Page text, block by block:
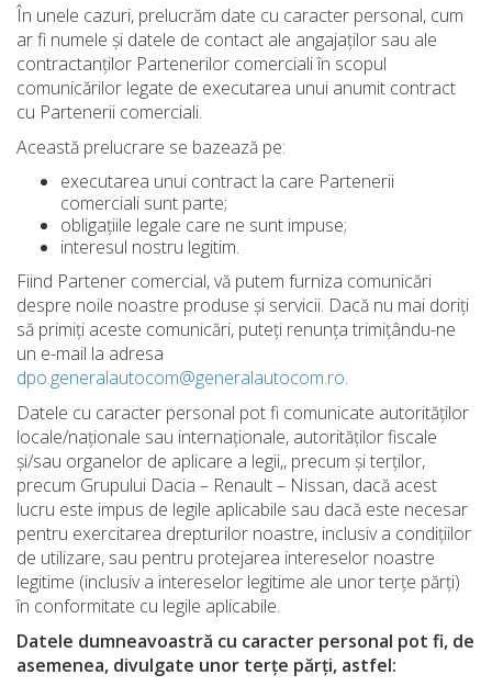
În unele cazuri, prelucrăm date cu caracter personal, cum
ar fi numele și datele de contact ale angajaților sau ale
contractanților Partenerilor comerciali în scopul
comunicărilor legate de executarea unui anumit contract
cu Partenerii comerciali.
Această prelucrare se bazează pe:
executarea unui contract la care Partenerii
comerciali sunt parte;
obligațiile legale care ne sunt impuse;
interesul nostru legitim.
Fiind Partener comercial, vă putem furniza comunicări
despre noile noastre produse și servicii. Dacă nu mai doriți
să primiți aceste comunicări, puteți renunța trimițându-ne
un e-mail la adresa
dpo.generalautocom@generalautocom.ro.
Datele cu caracter personal pot fi comunicate autorităților
locale/naționale sau internaționale, autorităților fiscale
și/sau organelor de aplicare a legii,, precum și terților,
precum Grupului Dacia – Renault – Nissan, dacă acest
lucru este impus de legile aplicabile sau dacă este necesar
pentru exercitarea drepturilor noastre, inclusiv a condițiilor
de utilizare, sau pentru protejarea intereselor noastre
legitime (inclusiv a intereselor legitime ale unor terțe părți)
în conformitate cu legile aplicabile.
Datele dumneavoastră cu caracter personal pot fi, de
asemenea, divulgate unor terțe părți, astfel: